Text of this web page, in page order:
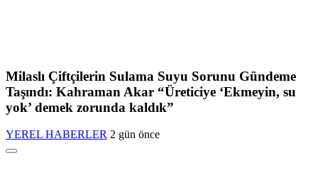
Milaslı Çiftçilerin Sulama Suyu Sorunu Gündeme
Taşındı: Kahraman Akar “Üreticiye ‘Ekmeyin, su
yok’ demek zorunda kaldık”
YEREL HABERLER 2 gün önce